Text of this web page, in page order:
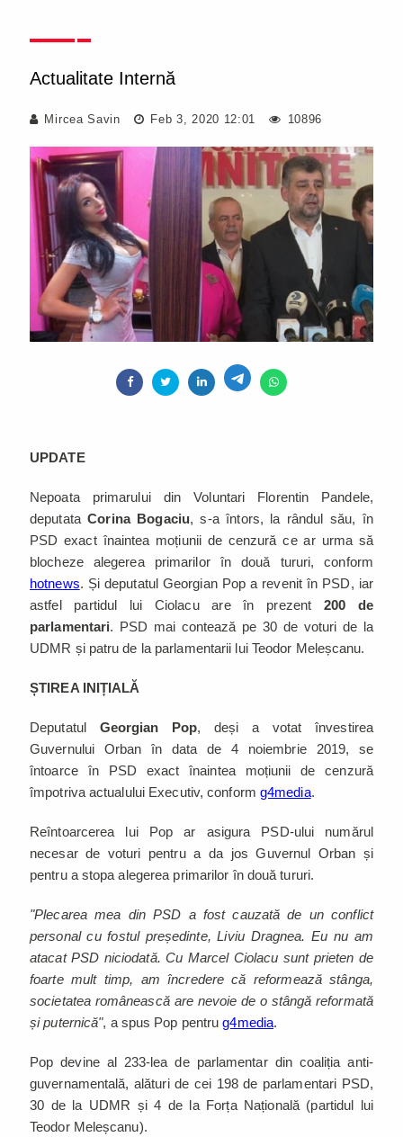
Actualitate Internă
Mircea Savin Feb 3, 2020 12:01 10896
UPDATE
Nepoata primarului din Voluntari Florentin Pandele,
deputataCorina Bogaciu, s-a întors, la rândul său, în
PSD exact înaintea moțiunii de cenzură ce ar urma să
blocheze alegerea primarilor în două tururi, conform
hotnews. Și deputatul Georgian Pop a revenit în PSD, iar
astfel partidul lui Ciolacu are în prezent 200 de
parlamentari. PSD mai contează pe 30 de voturi de la
UDMR și patru de la parlamentarii lui Teodor Meleșcanu.
ȘTIREA INIȚIALĂ
Deputatul Georgian Pop, deși a votat învestirea
Guvernului Orban în data de 4 noiembrie 2019, se
întoarce în PSD exact înaintea moțiunii de cenzură
împotriva actualului Executiv, conform g4media.
Reîntoarcerea lui Pop ar asigura PSD-ului numărul
necesar de voturi pentru a da jos Guvernul Orban și
pentru a stopa alegerea primarilor în două tururi.
"Plecarea mea din PSD a fost cauzată de un conflict
personal cu fostul președinte, Liviu Dragnea. Eu nu am
atacat PSD niciodată. Cu Marcel Ciolacu sunt prieten de
foarte mult timp, am încredere că reformează stânga,
societatea românească are nevoie de o stângă reformată
și puternică", a spus Pop pentrug4media.
Pop devine al 233-lea de parlamentar din coaliția anti-
guvernamentală, alături de cei 198 de parlamentari PSD,
30 de la UDMR și 4 de la Forța Națională (partidul lui
Teodor Meleșcanu).